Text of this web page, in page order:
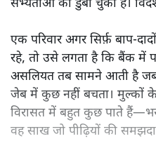
सभ्यताओं को डुबो चुकी है।
एक परिवार अगर सिर्फ़
रहे, तो उसे लगता है कि बैंक में
असलियत तब सामने आती है जब
जेब में कुछ नहीं बचता। मुल्कों के
विरासत में बहुत कुछ पाते
वह साख जो पीढ़ियों की